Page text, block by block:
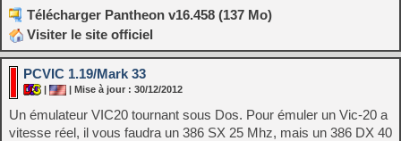
Télécharger Pantheon v16.458 (137 Mo)
Visiter le site officiel
PCVIC 1.19/Mark 33
| | Mise à jour : 30/12/2012
Un émulateur VIC20 tournant sous Dos. Pour émuler un Vic-20 a
vitesse réel, il vous faudra un 386 SX 25 Mhz, mais un 386 DX 40